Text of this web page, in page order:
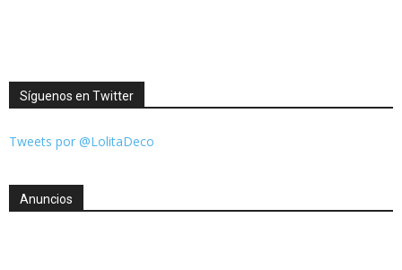
Síguenos en Twitter
Tweets por @LolitaDeco
Anuncios